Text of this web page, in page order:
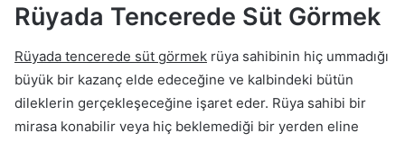
Rüyada Tencerede Süt Görmek
Rüyada tencerede süt görmek rüya sahibinin hiç ummadığı
büyük bir kazanç elde edeceğine ve kalbindeki bütün
dileklerin gerçekleşeceğine işaret eder. Rüya sahibi bir
mirasa konabilir veya hiç beklemediği bir yerden eline